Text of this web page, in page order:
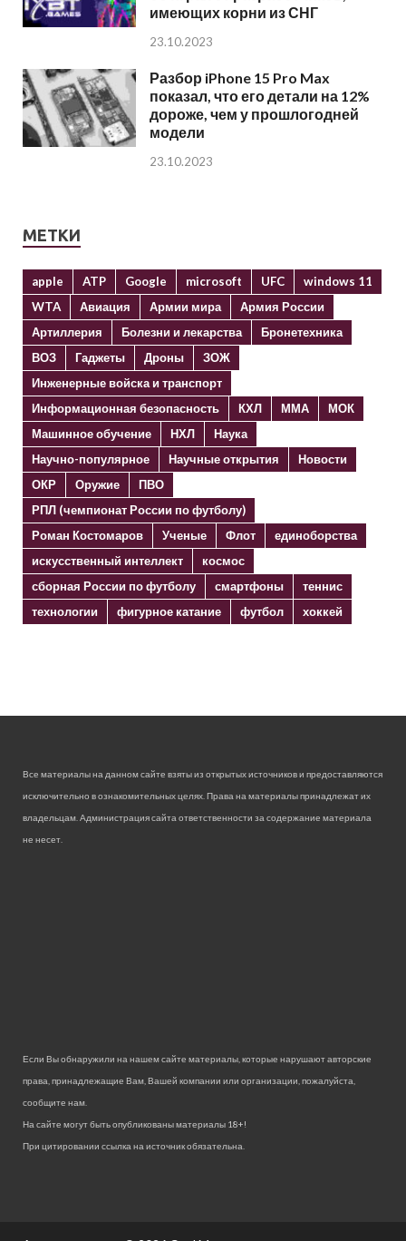
имеющих корни из СНГ
23.10.2023
Разбор iPhone 15 Pro Max
показал, что его детали на 12%
дороже, чем у прошлогодней
модели
23.10.2023
МЕТКИ
apple ATP Google microsoft UFC
windows 11
WTA
Авиация Армии мира
Армия России
Артиллерия
Болезни и лекарства
Бронетехника
ВОЗ
Гаджеты Дроны
ЗОЖ
Инженерные войска и транспорт
Информационная безопасность
КХЛ ММА
МОК
Машинное обучение
НХЛ
Наука
Научно-популярное
Научные открытия
Новости
ОКР
Оружие
ПВО
РПЛ (чемпионат России по футболу)
Роман Костомаров
Ученые Флот
единоборства
искусственный интеллект
космос
сборная России по футболу
смартфоны
теннис
технологии
фигурное катание футбол хоккей
Все материалы на данном сайте взяты из открытых источников и предоставляются
исключительно в ознакомительных целях. Права на материалы принадлежат их
владельцам. Администрация сайта ответственности за содержание материала
не несет.
Если Вы обнаружили на нашем сайте материалы, которые нарушают авторские
права, принадлежащие Вам, Вашей компании или организации, пожалуйста,
сообщите нам.
На сайте могут быть опубликованы материалы 18+!
При цитировании ссылка на источник обязательна.